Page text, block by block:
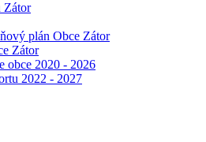
Zátor
plán Obce Zátor
Zátor
obce 2020 - 2026
2022 - 2027